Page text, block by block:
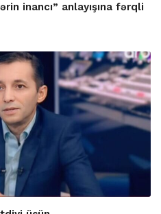
inancı” anlayışına fərqli